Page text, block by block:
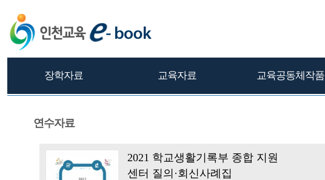
장학자료 교육자료 교육공동체작품
연수자료
2021 학교생활기록부 종합 지원
센터 질의·회신사례집